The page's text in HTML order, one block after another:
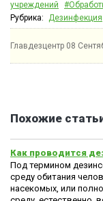
учреждений
Рубрика: Дезинфекция
Главдезцентр 08
Похожие
Как проводится
Под термином
среду обитания
насекомых, или